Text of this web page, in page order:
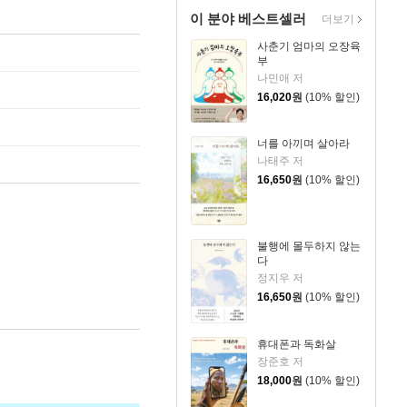
이 분야 베스트셀러
사춘기 엄마의 오장육
부
나민애 저
16,020원 (10% 할인)
너를 아끼며 살아라
나태주 저
16,650원 (10% 할인)
불행에 몰두하지 않는
다
정지우 저
16,650원 (10% 할인)
휴대폰과 독화살
장준호 저
18,000원 (10% 할인)
더보기